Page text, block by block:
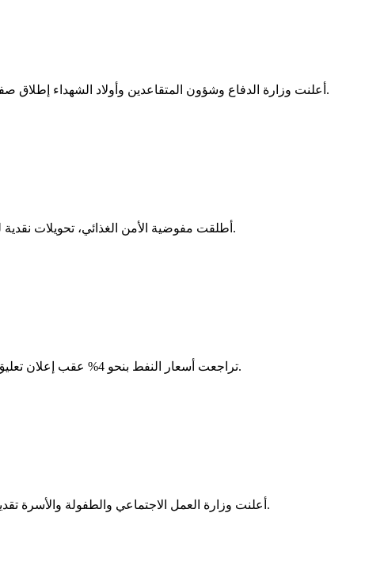
أعلنت وزارة الدفاع وشؤون المتقاعدين وأولاد الشهداء إطلاق صفحتها الرسمية على منصة فيسبوك، في خطوة تهدف إلى تعزيز حضورها الرقمي وتطوير قنوات التواصل مع وسائل الإعلام والرأي العام.
أطلقت مفوضية الأمن الغذائي، تحويلات نقدية لصالح 13,590 أسرة في ولايتي لعصابه وكيدي ماغه، بغلاف مالي تجاوز 1.45 مليار أوقية قديمة، وذلك بالتعاون مع برنامج الغذاء العالمي.
تراجعت أسعار النفط بنحو 4% عقب إعلان تعليق الهجمات الأمريكية على إيران، وسط استمرار حالة الترقب التي تهيمن على أسواق الطاقة بشأن التطورات الجيوسياسية في المنطقة.
أعلنت وزارة العمل الاجتماعي والطفولة والأسرة تقديم 4715 خدمة تكفل صحي لصالح المرضى المعوزين في المستشفيات الوطنية والجهوية، خلال الفترة الممتدة من 16 إلى 22 يوليو 2026.